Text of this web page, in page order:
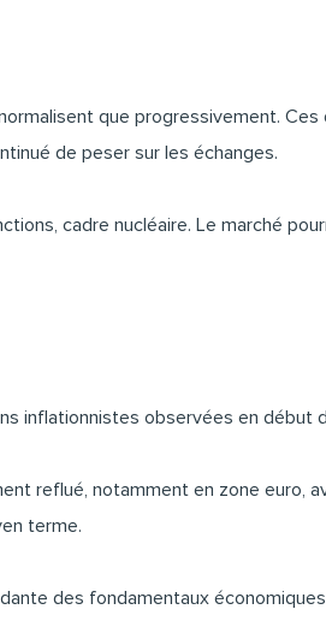
que progressivement.
de peser sur les échanges.
cadre nucléaire. Le marché
inflationnistes observées en début
reflué, notamment en zone euro,
terme.
des fondamentaux